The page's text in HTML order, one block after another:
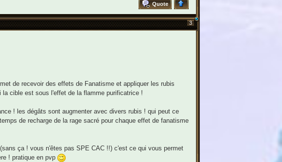
Quote
3
de recevoir des effets de Fanatisme et appliquer les rubis
cible est sous l'effet de la flamme purificatrice !
! les dégâts sont augmenter avec divers rubis ! qui peut ce
de recharge de la rage sacré pour chaque effet de fanatisme
ça ! vous n'êtes pas SPE CAC !!) c'est ce qui vous permet
! pratique en pvp